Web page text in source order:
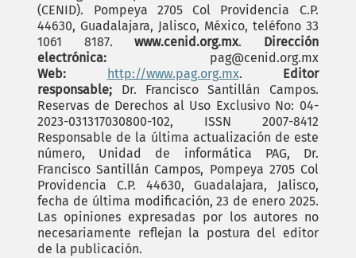
(CENID). Pompeya 2705 Col Providencia C.P.
44630, Guadalajara, Jalisco, México, teléfono 33
1061 8187.www.cenid.org.mx. Dirección
electrónica: pag@cenid.org.mx
Web:
http://www.pag.org.mx.
Editor
responsable; Dr. Francisco Santillán Campos.
Reservas de Derechos al Uso Exclusivo No: 04-
2023-031317030800-102, ISSN 2007-8412
Responsable de la última actualización de este
número, Unidad de informática PAG, Dr.
Francisco Santillán Campos, Pompeya 2705 Col
Providencia C.P. 44630, Guadalajara, Jalisco,
fecha de última modificación, 23 de enero 2025.
Las opiniones expresadas por los autores no
necesariamente reflejan la postura del editor
de la publicación.